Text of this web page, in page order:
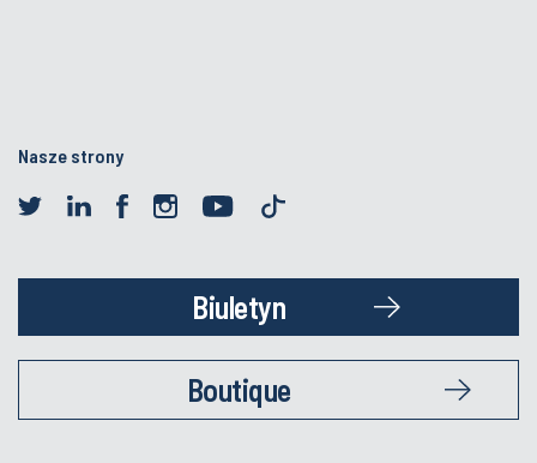
Nasze strony
Biuletyn
Boutique